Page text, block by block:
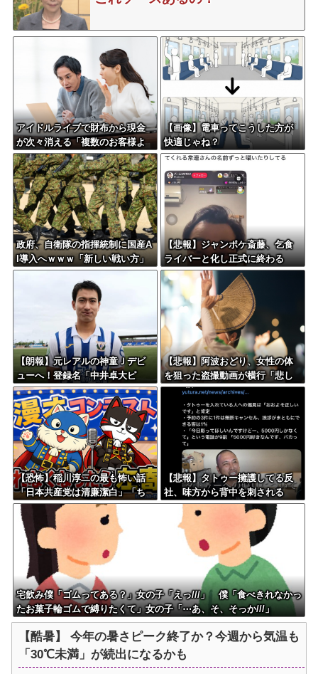
アイドルライブで財布から現金
が次々消える「複数のお客様よ
り被害報告」警察に相談へ
【画像】電車ってこうした方が
快適じゃね？
政府、自衛隊の指揮統制に国産A
I導入へｗｗｗ「新しい戦い方」
への対応を急ぐ
【悲報】ジャンポケ斎藤、乞食
ライバーと化し正式に終わる
【朗報】元レアルの神童Ｊデビ
ューへ！登録名「中井卓大ピ
ピ」日本初挑戦の22歳今治MFが
開幕戦に先発
【悲報】阿波おどり、女性の体
を狙った盗撮動画が横行「悲し
いし、気持ち悪い」
【恐怖】稲川淳二の最も怖い話
「日本共産党は清廉潔白」「ち
ゃんと自力で資金を集めて活動
してる」
【悲報】タトゥー擁護してる反
社、味方から背中を刺される
宅飲み僕「ゴムってある？」女の子「えっ///」 僕「食べきれなかっ
たお菓子輪ゴムで縛りたくて」女の子「⋯あ、そ、そっか///」
【酷暑】 今年の暑さピーク終了か？今週から気温も
「30℃未満」が続出になるかも